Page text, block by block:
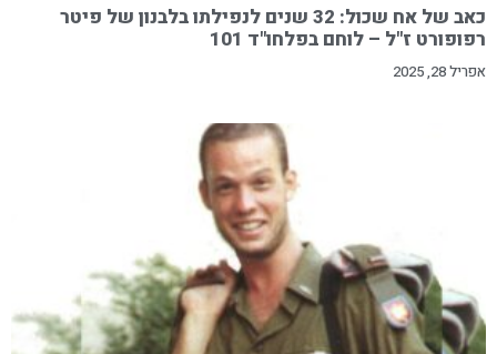
כאב של אח שכול: 32 שנים לנפילתו בלבנון של פיטר
רפופורט ז"ל – לוחם בפלחו"ד 101
אפריל 28, 2025